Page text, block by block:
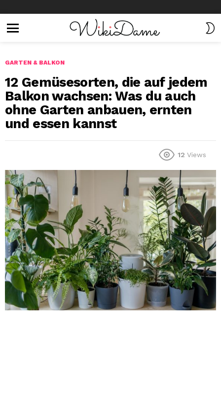
GARTEN & BALKON
12 Gemüsesorten, die auf jedem
Balkon wachsen: Was du auch
ohne Garten anbauen, ernten
und essen kannst
12 Views